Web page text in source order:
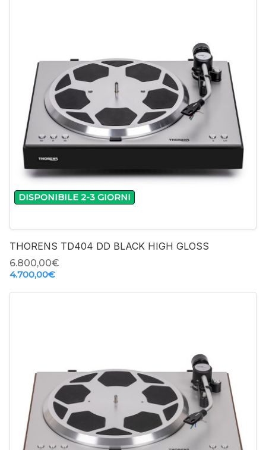
DISPONIBILE 2-3 GIORNI
THORENS TD404 DD BLACK HIGH GLOSS
6.800,00‎€
4.700,00‎€